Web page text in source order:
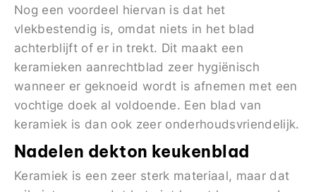
Nog een voordeel hiervan is dat het
vlekbestendig is, omdat niets in het blad
achterblijft of er in trekt. Dit maakt een
keramieken aanrechtblad zeer hygiënisch
wanneer er geknoeid wordt is afnemen met een
vochtige doek al voldoende. Een blad van
keramiek is dan ook zeer onderhoudsvriendelijk.
Nadelen dekton keukenblad
Keramiek is een zeer sterk materiaal, maar dat